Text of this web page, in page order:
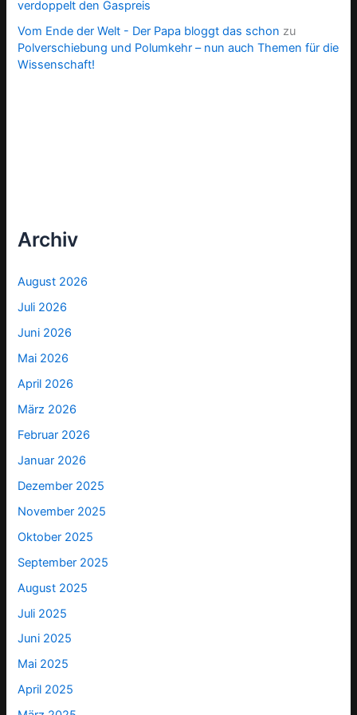
verdoppelt den Gaspreis
Vom Ende der Welt - Der Papa bloggt das schon zu
Polverschiebung und Polumkehr – nun auch Themen für die
Wissenschaft!
Archiv
August 2026
Juli 2026
Juni 2026
Mai 2026
April 2026
März 2026
Februar 2026
Januar 2026
Dezember 2025
November 2025
Oktober 2025
September 2025
August 2025
Juli 2025
Juni 2025
Mai 2025
April 2025